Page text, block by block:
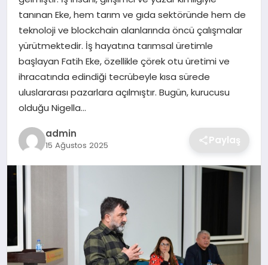
MAGAZIN
SAĞLIK
SIYASET
TEKNOLOJI
YAŞAM
tanınan Eke, hem tarım ve gıda sektöründe hem de
teknoloji ve blockchain alanlarında öncü çalışmalar
yürütmektedir. İş hayatına tarımsal üretimle
başlayan Fatih Eke, özellikle çörek otu üretimi ve
ihracatında edindiği tecrübeyle kısa sürede
uluslararası pazarlara açılmıştır. Bugün, kurucusu
olduğu Nigella…
admin
15 Ağustos 2025 Paylaş